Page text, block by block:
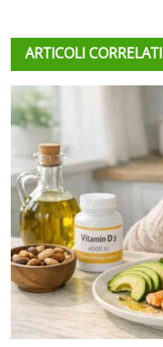
ARTICOLI CORRELATI